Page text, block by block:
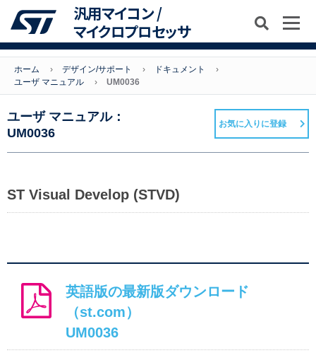
汎用マイコン /
マイクロプロセッサ
ホーム デザイン/サポート
ドキュメント
ユーザ マニュアル
UM0036
ユーザ マニュアル：
UM0036
お気に入りに登録
ST Visual Develop (STVD)
英語版の最新版ダウンロード
（st.com）
UM0036